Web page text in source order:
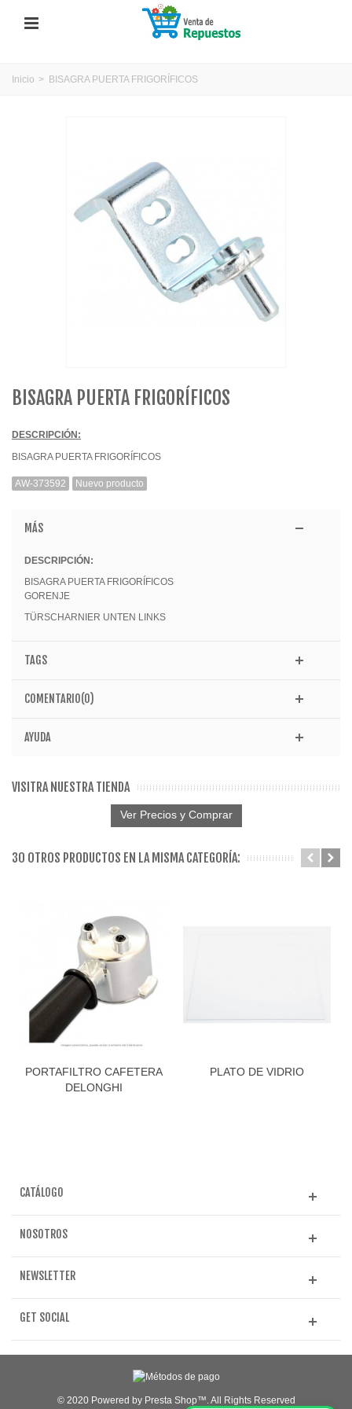
Inicio > BISAGRA PUERTA FRIGORÍFICOS
BISAGRA PUERTA FRIGORÍFICOS
DESCRIPCIÓN:
BISAGRA PUERTA FRIGORÍFICOS
AW-373592 Nuevo producto
MÁS
DESCRIPCIÓN:
BISAGRA PUERTA FRIGORÍFICOS
GORENJE
TÜRSCHARNIER UNTEN LINKS
TAGS
COMENTARIO(0)
AYUDA
VISITRA NUESTRA TIENDA
Ver Precios y Comprar
30 OTROS PRODUCTOS EN LA MISMA CATEGORÍA:
PORTAFILTRO CAFETERA
DELONGHI
PLATO DE VIDRIO
CATÁLOGO
NOSOTROS
NEWSLETTER
GET SOCIAL
© 2020 Powered by Presta Shop™. All Rights Reserved